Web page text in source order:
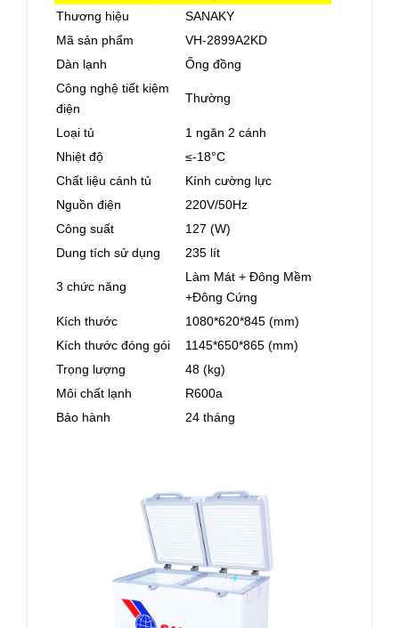
Thương hiệu
SANAKY
Mã sản phẩm
VH-2899A2KD
Dàn lạnh
Ống đồng
Công nghệ tiết kiệm
điện
Thường
Loại tủ
1 ngăn 2 cánh
Nhiệt độ
≤-18°C
Chất liệu cánh tủ
Kính cường lực
Nguồn điện
220V/50Hz
Công suất
127 (W)
Dung tích sử dụng
235 lít
3 chức năng
Làm Mát + Đông Mềm
+Đông Cứng
Kích thước
1080*620*845 (mm)
Kích thước đóng gói
1145*650*865 (mm)
Trọng lượng
48 (kg)
Môi chất lạnh
R600a
Bảo hành
24 tháng